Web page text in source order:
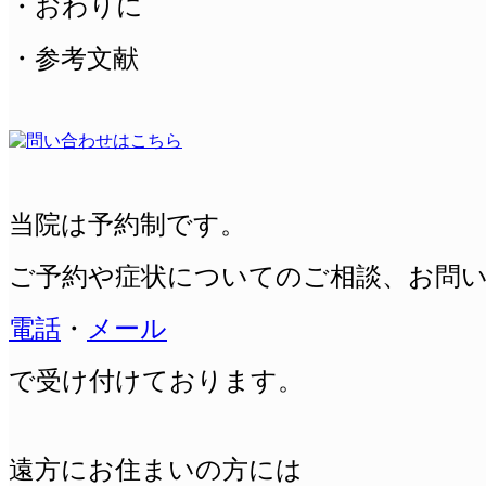
・おわりに
・参考文献
当院は予約制です。
ご予約や症状についてのご相談、 お問
電話 ・ メール
で受け付けております。
遠方にお住まいの方には